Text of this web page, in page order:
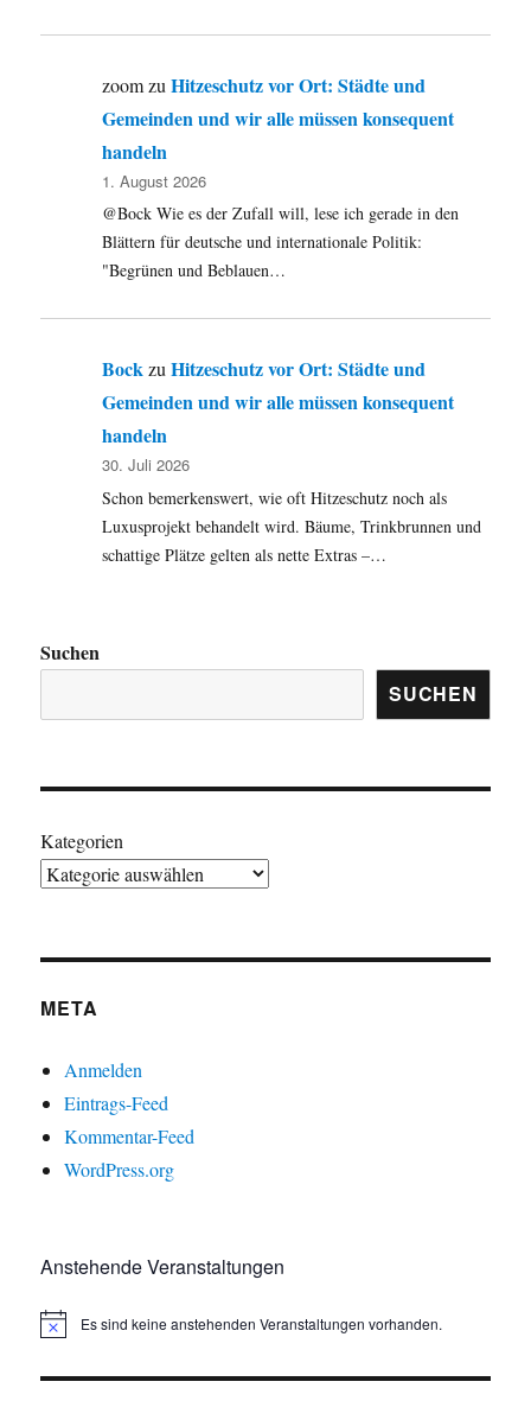
zoomzuHitzeschutz vor Ort: Städte und
Gemeinden und wir alle müssen konsequent
handeln
1. August 2026
@Bock Wie es der Zufall will, lese ich gerade in den
Blättern für deutsche und internationale Politik:
"Begrünen und Beblauen…
BockzuHitzeschutz vor Ort: Städte und
Gemeinden und wir alle müssen konsequent
handeln
30. Juli 2026
Schon bemerkenswert, wie oft Hitzeschutz noch als
Luxusprojekt behandelt wird. Bäume, Trinkbrunnen und
schattige Plätze gelten als nette Extras –…
Suchen
SUCHEN
Kategorien
META
Anmelden
Eintrags-Feed
Kommentar-Feed
WordPress.org
Anstehende Veranstaltungen
H
w
Es sind keine anstehenden Veranstaltungen vorhanden.